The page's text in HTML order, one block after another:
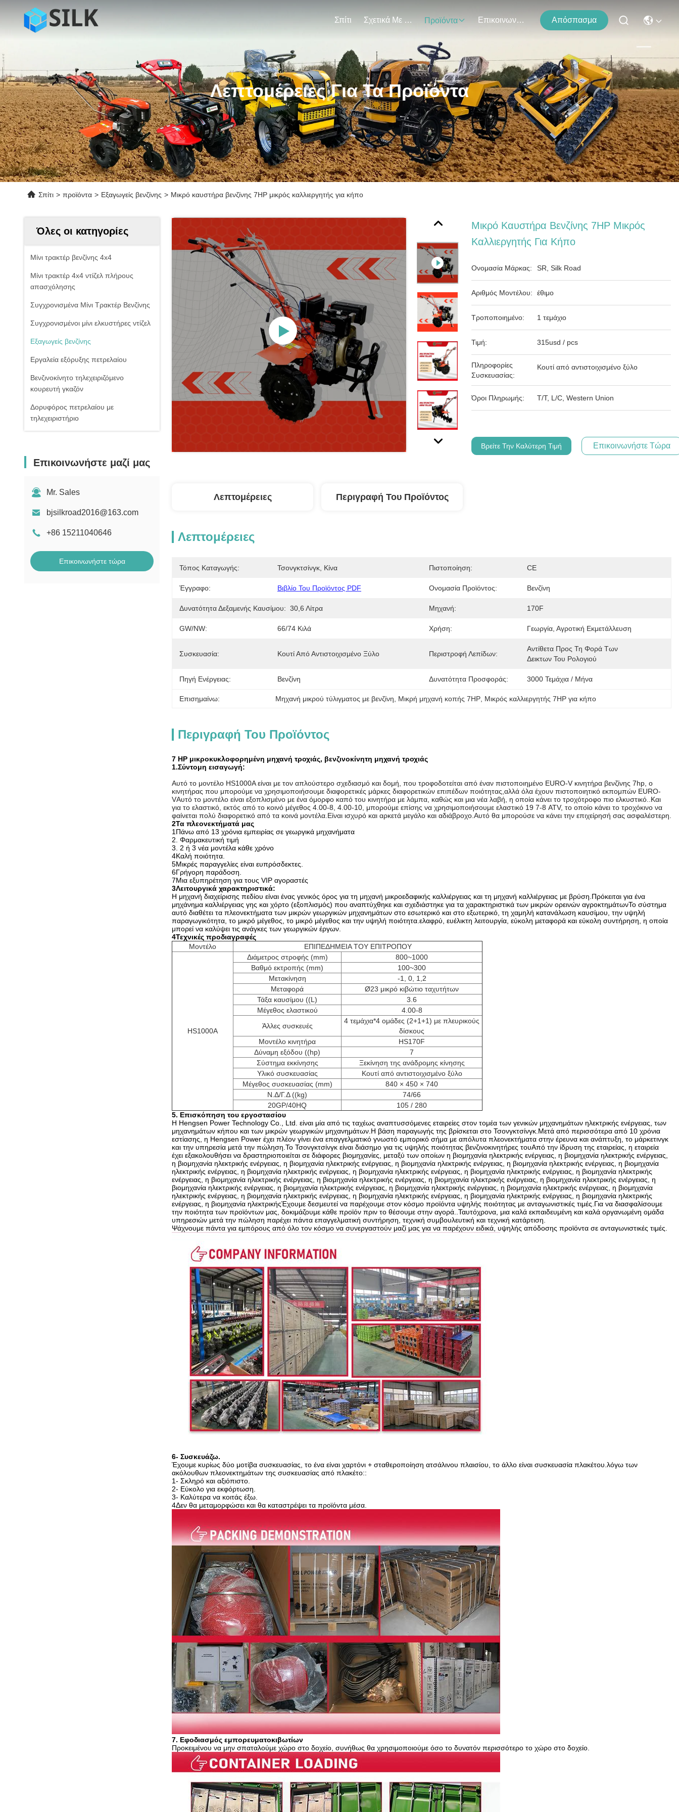
Σπίτι Σχετικά Με Εμάς Προϊόντα Επικοινωνήστε Μαζί Μας Απόσπασμα
Λεπτομέρειες Για Τα Προϊόντα
Σπίτι > προϊόντα > Εξαγωγείς βενζίνης > Μικρό καυστήρα βενζίνης 7HP μικρός καλλιεργητής για κήπο
Όλες οι κατηγορίες
Μίνι τρακτέρ βενζίνης 4x4
Μίνι τρακτέρ 4x4 ντίζελ πλήρους
απασχόλησης
Συγχρονισμένα Μίνι Τρακτέρ Βενζίνης
Συγχρονισμένοι μίνι ελκυστήρες ντίζελ
Εξαγωγείς βενζίνης
Εργαλεία εξόρυξης πετρελαίου
Βενζινοκίνητο τηλεχειριζόμενο
κουρευτή γκαζόν
Δορυφόρος πετρελαίου με
τηλεχειριστήριο
Επικοινωνήστε μαζί μας
Mr. Sales
bjsilkroad2016@163.com
+86 15211040646
Επικοινωνήστε τώρα
Μικρό Καυστήρα Βενζίνης 7HP Μικρός
Καλλιεργητής Για Κήπο
Ονομασία Μάρκας: SR, Silk Road
Αριθμός Μοντέλου: έθιμο
Τροποποιημένο: 1 τεμάχιο
Τιμή: 315usd / pcs
Πληροφορίες
Συσκευασίας:
Κουτί από αντιστοιχισμένο ξύλο
Όροι Πληρωμής: T/T, L/C, Western Union
Βρείτε Την Καλύτερη Τιμή Επικοινωνήστε Τώρα
Λεπτομέρειες Περιγραφή Του Προϊόντος
Λεπτομέρειες
Τόπος Καταγωγής: Τσονγκτσίνγκ, Κίνα Πιστοποίηση: CE
Έγγραφο: Βιβλίο Του Προϊόντος PDF Ονομασία Προϊόντος: Βενζίνη
Δυνατότητα Δεξαμενής Καυσίμου: 30,6 Λίτρα Μηχανή: 170F
GW/NW: 66/74 Κιλά Χρήση: Γεωργία, Αγροτική Εκμετάλλευση
Συσκευασία: Κουτί Από Αντιστοιχισμένο Ξύλο Περιστροφή Λεπίδων:
Αντίθετα Προς Τη Φορά Των
Δεικτων Του Ρολογιού
Πηγή Ενέργειας: Βενζίνη Δυνατότητα Προσφοράς: 3000 Τεμάχια / Μήνα
Επισημαίνω: Μηχανή μικρού τύλιγματος με βενζίνη Μικρή μηχανή κοπής 7HP, Μικρός καλλιεργητής 7HP για κήπο
Περιγραφή Του Προϊόντος
7 HP μικροκυκλοφορημένη μηχανή τροχιάς, βενζινοκίνητη μηχανή τροχιάς
1.Σύντομη εισαγωγή:
Αυτό το μοντέλο HS1000A είναι με τον απλούστερο σχεδιασμό και δομή, που τροφοδοτείται από έναν πιστοποιημένο EURO-V κινητήρα βενζίνης 7hp, ο
κινητήρας που μπορούμε να χρησιμοποιήσουμε διαφορετικές μάρκες διαφορετικών επιπέδων ποιότητας,αλλά όλα έχουν πιστοποιητικό εκπομπών EURO-
VΑυτό το μοντέλο είναι εξοπλισμένο με ένα όμορφο καπό του κινητήρα με λάμπα, καθώς και μια νέα λαβή, η οποία κάνει το τροχότροφο πιο ελκυστικό..Και
για το ελαστικό, εκτός από το κοινό μέγεθος 4.00-8, 4.00-10, μπορούμε επίσης να χρησιμοποιήσουμε ελαστικό 19 7-8 ATV, το οποίο κάνει το τροχόκινο να
φαίνεται πολύ διαφορετικό από τα κοινά μοντέλα.Είναι ισχυρό και αρκετά μεγάλο και αδιάβροχο.Αυτό θα μπορούσε να κάνει την επιχείρησή σας ασφαλέστερη.
2Τα πλεονεκτήματά μας
1Πάνω από 13 χρόνια εμπειρίας σε γεωργικά μηχανήματα
2. Φαρμακευτική τιμή
3. 2 ή 3 νέα μοντέλα κάθε χρόνο
4Καλή ποιότητα.
5Μικρές παραγγελίες είναι ευπρόσδεκτες.
6Γρήγορη παράδοση.
7Μια εξυπηρέτηση για τους VIP αγοραστές
3Λειτουργικά χαρακτηριστικά:
Η μηχανή διαχείρισης πεδίου είναι ένας γενικός όρος για τη μηχανή μικροεδαφικής καλλιέργειας και τη μηχανή καλλιέργειας με βρύση.Πρόκειται για ένα
μηχάνημα καλλιέργειας γης και χόρτο (εξοπλισμός) που αναπτύχθηκε και σχεδιάστηκε για τα χαρακτηριστικά των μικρών ορεινών αγροκτημάτωνΤο σύστημα
αυτό διαθέτει τα πλεονεκτήματα των μικρών γεωργικών μηχανημάτων στο εσωτερικό και στο εξωτερικό, τη χαμηλή κατανάλωση καυσίμου, την υψηλή
παραγωγικότητα, το μικρό μέγεθος, το μικρό μέγεθος και την υψηλή ποιότητα.ελαφρύ, ευέλικτη λειτουργία, εύκολη μεταφορά και εύκολη συντήρηση, η οποία
μπορεί να καλύψει τις ανάγκες των γεωργικών έργων.
4Τεχνικές προδιαγραφές
Μοντέλο
ΕΠΙΠΕΔΗΜΕΙΑ ΤΟΥ ΕΠΙΤΡΟΠΟΥ
HS1000A
Διάμετρος στροφής (mm)
800~1000
Βαθμό εκτροπής (mm)
100~300
Μετακίνηση
-1, 0, 1,2
Μεταφορά
Ø23 μικρό κιβώτιο ταχυτήτων
Τάξα καυσίμου ((L)
3.6
Μέγεθος ελαστικού
4.00-8
Άλλες συσκευές
4 τεμάχια*4 ομάδες (2+1+1) με πλευρικούς
δίσκους
Μοντέλο κινητήρα
HS170F
Δύναμη εξόδου ((hp)
7
Σύστημα εκκίνησης
Ξεκίνηση της ανάδρομης κίνησης
Υλικό συσκευασίας
Κουτί από αντιστοιχισμένο ξύλο
Μέγεθος συσκευασίας (mm)
840 × 450 × 740
Ν.Δ/Γ.Δ ((kg)
74/66
20GP/40HQ
105 / 280
5. Επισκόπηση του εργοστασίου
Η Hengsen Power Technology Co., Ltd. είναι μία από τις ταχέως αναπτυσσόμενες εταιρείες στον τομέα των γενικών μηχανημάτων ηλεκτρικής ενέργειας, των
μηχανημάτων κήπου και των μικρών γεωργικών μηχανημάτων.Η βάση παραγωγής της βρίσκεται στο Τσονγκτσίνγκ.Μετά από περισσότερα από 10 χρόνια
εστίασης, η Hengsen Power έχει πλέον γίνει ένα επαγγελματικό γνωστό εμπορικό σήμα με απόλυτα πλεονεκτήματα στην έρευνα και ανάπτυξη, το μάρκετινγκ
και την υπηρεσία μετά την πώληση.Το Τσονγκτσίνγκ είναι διάσημο για τις υψηλής ποιότητας βενζινοκινητήρες τουΑπό την ίδρυση της εταιρείας, η εταιρεία
έχει εξακολουθήσει να δραστηριοποιείται σε διάφορες βιομηχανίες, μεταξύ των οποίων η βιομηχανία ηλεκτρικής ενέργειας, η βιομηχανία ηλεκτρικής ενέργειας,
η βιομηχανία ηλεκτρικής ενέργειας, η βιομηχανία ηλεκτρικής ενέργειας, η βιομηχανία ηλεκτρικής ενέργειας, η βιομηχανία ηλεκτρικής ενέργειας, η βιομηχανία
ηλεκτρικής ενέργειας, η βιομηχανία ηλεκτρικής ενέργειας, η βιομηχανία ηλεκτρικής ενέργειας, η βιομηχανία ηλεκτρικής ενέργειας, η βιομηχανία ηλεκτρικής
ενέργειας, η βιομηχανία ηλεκτρικής ενέργειας, η βιομηχανία ηλεκτρικής ενέργειας, η βιομηχανία ηλεκτρικής ενέργειας, η βιομηχανία ηλεκτρικής ενέργειας, η
βιομηχανία ηλεκτρικής ενέργειας, η βιομηχανία ηλεκτρικής ενέργειας, η βιομηχανία ηλεκτρικής ενέργειας, η βιομηχανία ηλεκτρικής ενέργειας, η βιομηχανία
ηλεκτρικής ενέργειας, η βιομηχανία ηλεκτρικής ενέργειας, η βιομηχανία ηλεκτρικής ενέργειας, η βιομηχανία ηλεκτρικής ενέργειας, η βιομηχανία ηλεκτρικής
ενέργειας, η βιομηχανία ηλεκτρικήςΈχουμε δεσμευτεί να παρέχουμε στον κόσμο προϊόντα υψηλής ποιότητας με ανταγωνιστικές τιμές.Για να διασφαλίσουμε
την ποιότητα των προϊόντων μας, δοκιμάζουμε κάθε προϊόν πριν το θέσουμε στην αγορά..Ταυτόχρονα, μια καλά εκπαιδευμένη και καλά οργανωμένη ομάδα
υπηρεσιών μετά την πώληση παρέχει πάντα επαγγελματική συντήρηση, τεχνική συμβουλευτική και τεχνική κατάρτιση.
Ψάχνουμε πάντα για εμπόρους από όλο τον κόσμο να συνεργαστούν μαζί μας για να παρέχουν ειδικά, υψηλής απόδοσης προϊόντα σε ανταγωνιστικές τιμές.
6- Συσκευάζω.
Έχουμε κυρίως δύο μοτίβα συσκευασίας, το ένα είναι χαρτόνι + σταθεροποίηση ατσάλινου πλαισίου, το άλλο είναι συσκευασία πλακέτου.λόγω των
ακόλουθων πλεονεκτημάτων της συσκευασίας από πλακέτο::
1- Σκληρό και αξιόπιστο.
2- Εύκολο για εκφόρτωση.
3- Καλύτερα να κοιτάς έξω.
4Δεν θα μεταμορφώσει και θα καταστρέψει τα προϊόντα μέσα.
7. Εφοδιασμός εμπορευματοκιβωτίων
Προκειμένου να μην σπαταλούμε χώρο στο δοχείο, συνήθως θα χρησιμοποιούμε όσο το δυνατόν περισσότερο το χώρο στο δοχείο.